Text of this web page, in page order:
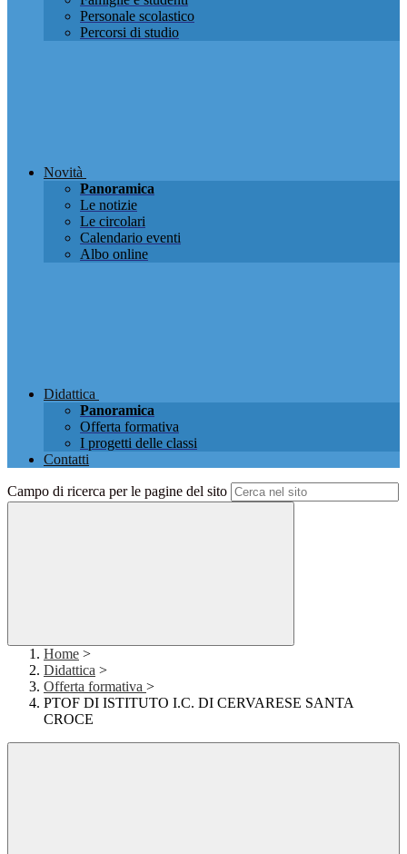
Personale scolastico
Percorsi di studio
Novità
Panoramica
Le notizie
Le circolari
Calendario eventi
Albo online
Didattica
Panoramica
Offerta formativa
I progetti delle classi
Contatti
Campo di ricerca per le pagine del sito
Home >
Didattica >
Offerta formativa >
PTOF DI ISTITUTO I.C. DI CERVARESE SANTA
CROCE